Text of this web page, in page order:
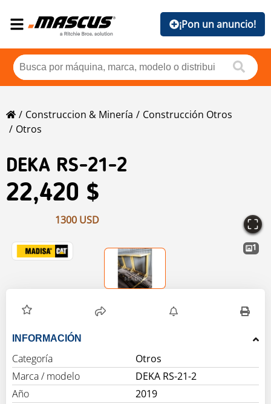
¡Pon un anuncio!
Construccion & Minería
Construcción Otros
Otros
DEKA RS-21-2
22,420 $
1300 USD
1
INFORMACIÓN
Categoría
Otros
Marca / modelo
DEKA RS-21-2
Año
2019